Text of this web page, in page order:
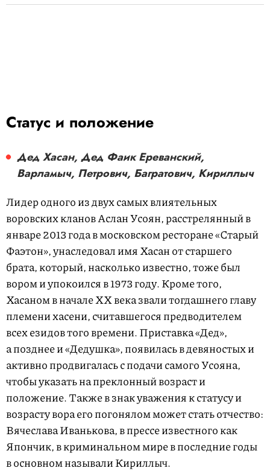
Статус и положение
Дед Хасан, Дед Фаик Ереванский,
Варламыч, Петрович, Багратович, Кириллыч
Лидер одного из двух самых влиятельных
воровских кланов Аслан Усоян, расстрелянный в
январе 2013 года в московском ресторане «Старый
Фаэтон», унаследовал имя Хасан от старшего
брата, который, насколько известно, тоже был
вором и упокоился в 1973 году. Кроме того,
Хасаном в начале XX века звали тогдашнего главу
племени хасени, считавшегося предводителем
всех езидов того времени. Приставка «Дед»,
а позднее и «Дедушка», появилась в девяностых и
активно продвигалась с подачи самого Усояна,
чтобы указать на преклонный возраст и
положение. Также в знак уважения к статусу и
возрасту вора его погонялом может стать отчество:
Вячеслава Иванькова, в прессе известного как
Япончик, в криминальном мире в последние годы
в основном называли Кириллыч.